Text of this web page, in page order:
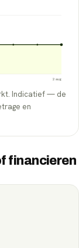
2 aug
Indicatief — de
en
financieren